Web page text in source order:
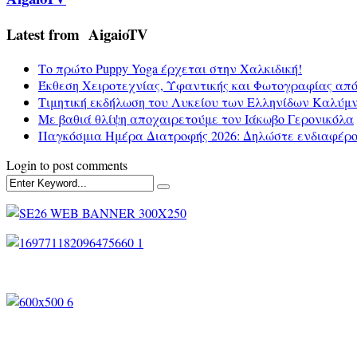
Latest from AigaioTV
Το πρώτο Puppy Yoga έρχεται στην Χαλκιδική!
Έκθεση Χειροτεχνίας, Υφαντικής και Φωτογραφίας
Τιμητική εκδήλωση του Λυκείου των Ελληνίδων
Με βαθιά θλίψη αποχαιρετούμε τον Ιάκωβο Γερονικόλα
Παγκόσμια Ημέρα Διατροφής 2026: Δηλώστε
Login to post comments